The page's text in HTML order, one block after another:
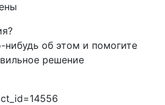
нибудь об этом и помогите
решение